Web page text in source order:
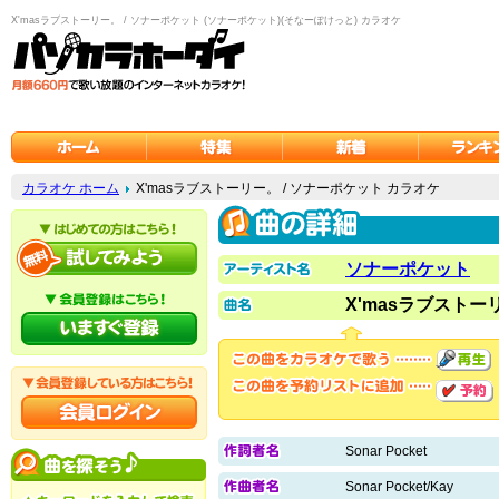
X'masラブストーリー。 / ソナーポケット (ソナーポケット)(そなーぽけっと) カラオケ
カラオケ ホーム X'masラブストーリー。 / ソナーポケット カラオケ
ソナーポケット
X'masラブストー
Sonar Pocket
Sonar Pocket/Kay